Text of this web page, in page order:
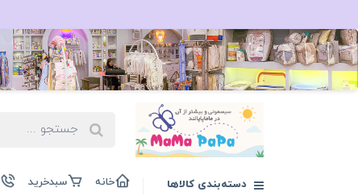
دسته‌بندی کالاها خانه سبدخرید